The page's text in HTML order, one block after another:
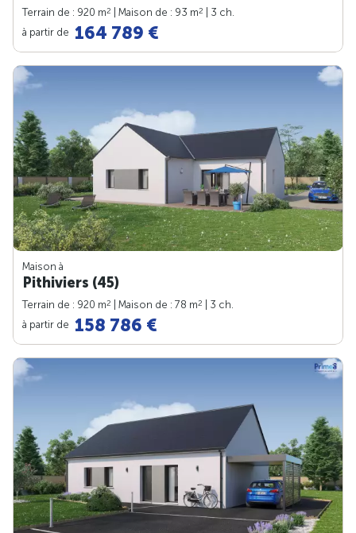
Terrain de : 920 m2 | Maison de : 93 m2
| 3 ch.
à partir de 164 789 €
Maison à
Pithiviers (45)
Terrain de : 920 m2 | Maison de : 78 m2
| 3 ch.
à partir de 158 786 €